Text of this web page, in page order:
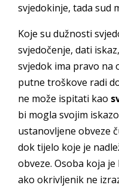
svjedokinje, tada sud
Koje su dužnosti
svjedočenje, dati
svjedok ima pravo na
putne troškove radi
ne može ispitati kao
bi mogla svojim
ustanovljene obveze
dok tijelo koje je
obveze. Osoba koja
ako okrivljenik ne